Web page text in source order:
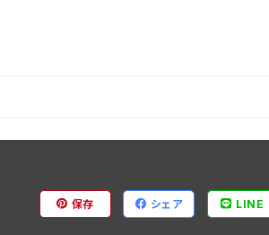
保存 シェア LINE